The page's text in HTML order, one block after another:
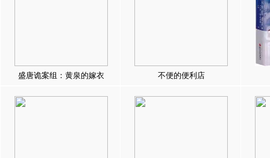
盛唐诡案组：黄泉的嫁衣 不便的便利店